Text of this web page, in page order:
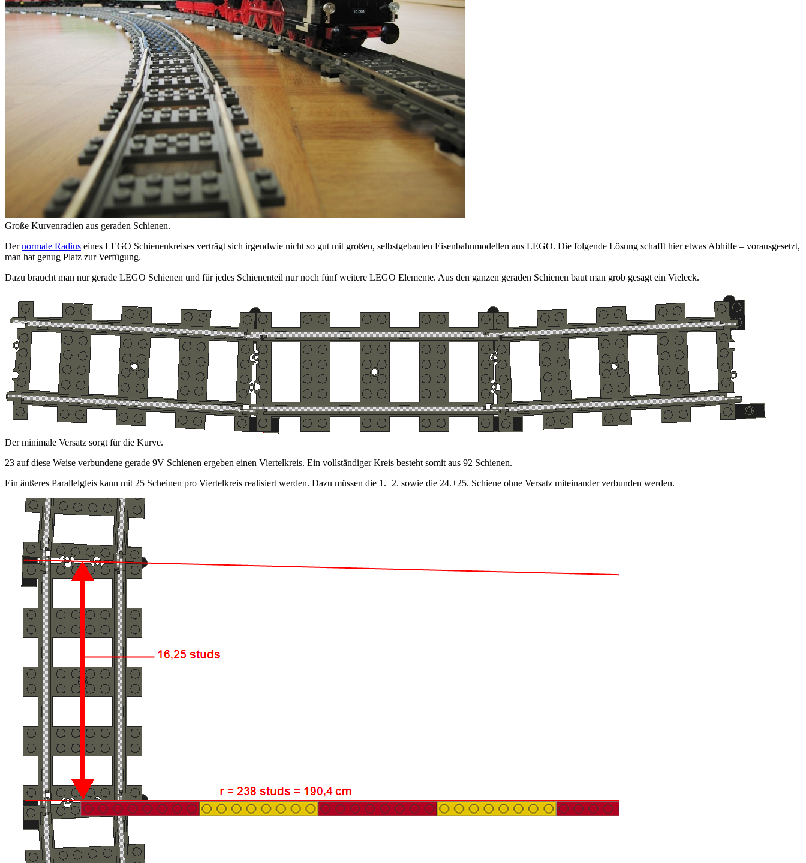
Große Kurvenradien aus geraden Schienen.
Dernormale Radius eines LEGO Schienenkreises verträgt sich irgendwie nicht so gut mit großen, selbstgebauten Eisenbahnmodellen aus LEGO. Die folgende Lösung schafft hier etwas Abhilfe – vorausgesetzt,
man hat genug Platz zur Verfügung.
Dazu braucht man nur gerade LEGO Schienen und für jedes Schienenteil nur noch fünf weitere LEGO Elemente. Aus den ganzen geraden Schienen baut man grob gesagt ein Vieleck.
Der minimale Versatz sorgt für die Kurve.
23 auf diese Weise verbundene gerade 9V Schienen ergeben einen Viertelkreis. Ein vollständiger Kreis besteht somit aus 92 Schienen.
Ein äußeres Parallelgleis kann mit 25 Scheinen pro Viertelkreis realisiert werden. Dazu müssen die 1.+2. sowie die 24.+25. Schiene ohne Versatz miteinander verbunden werden.